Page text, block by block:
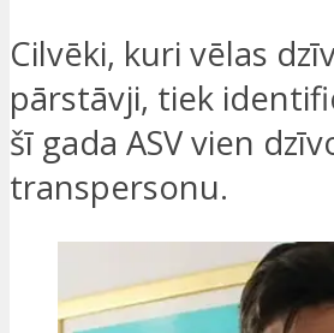
Cilvēki, kuri vēlas
pārstāvji, tiek
šī gada ASV vien
transpersonu.